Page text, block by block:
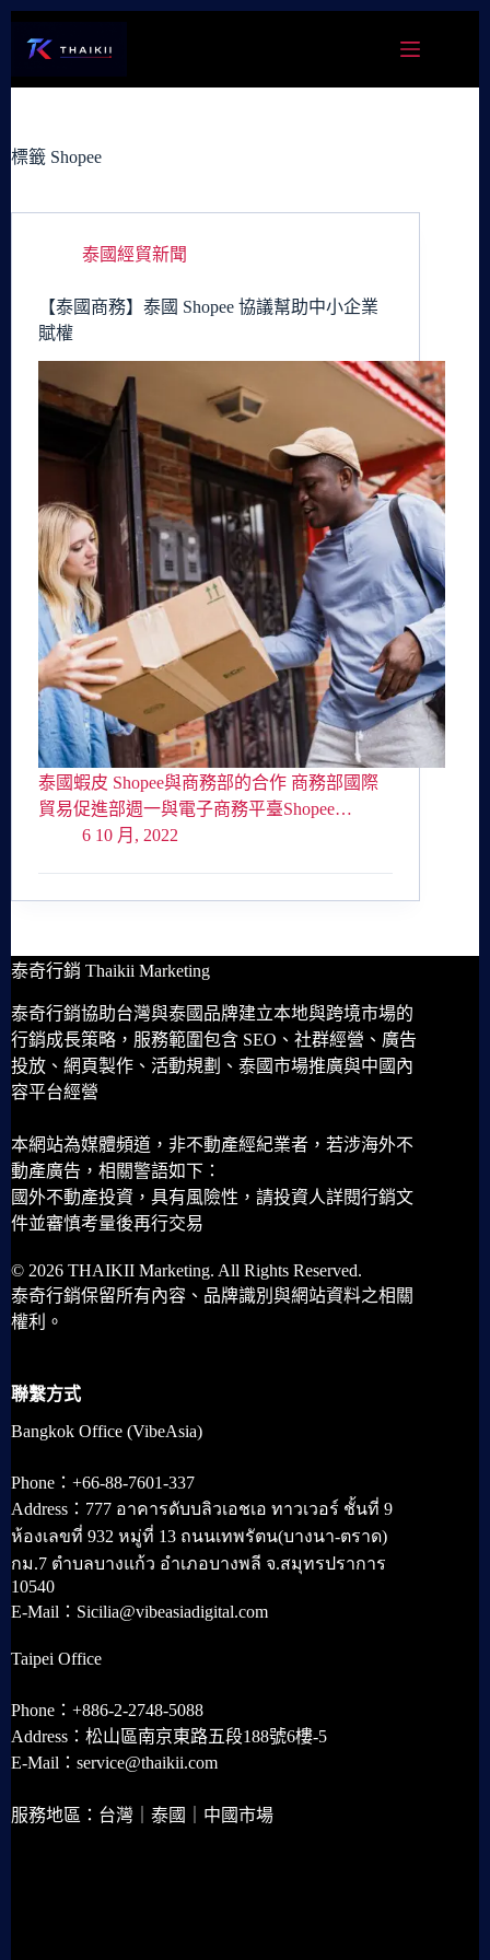
容
標籤 Shopee
泰國經貿新聞
【泰國商務】泰國 Shopee 協議幫助中小企業
賦權
泰國蝦皮 Shopee與商務部的合作 商務部國際
貿易促進部週一與電子商務平臺Shopee…
6 10 月, 2022
泰奇行銷 Thaikii Marketing
泰奇行銷協助台灣與泰國品牌建立本地與跨境市場的
行銷成長策略，服務範圍包含 SEO、社群經營、廣告
投放、網頁製作、活動規劃、泰國市場推廣與中國內
容平台經營
本網站為媒體頻道，非不動產經紀業者，若涉海外不
動產廣告，相關警語如下：
國外不動產投資，具有風險性，請投資人詳閱行銷文
件並審慎考量後再行交易
© 2026 THAIKII Marketing. All Rights Reserved.
泰奇行銷保留所有內容、品牌識別與網站資料之相關
權利。
聯繫方式
Bangkok Office (VibeAsia)
Phone：+66-88-7601-337
Address：777 อาคารดับบลิวเอชเอ ทาวเวอร์ ชั้นที่ 9
ห้องเลขที่ 932 หมู่ที่ 13 ถนนเทพรัตน(บางนา-ตราด)
กม.7 ตำบลบางแก้ว อำเภอบางพลี จ.สมุทรปราการ
10540
E-Mail：Sicilia@vibeasiadigital.com
Taipei Office
Phone：+886-2-2748-5088
Address：松山區南京東路五段188號6樓-5
E-Mail：service@thaikii.com
服務地區：台灣｜泰國｜中國市場